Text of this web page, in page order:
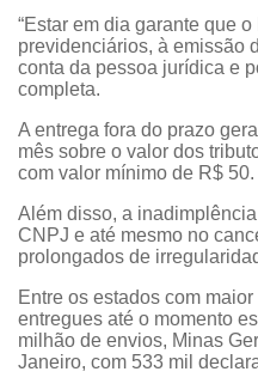
“Estar em dia garante que
previdenciários, à emissão
conta da pessoa jurídica e
completa.
A entrega fora do prazo
mês sobre o valor dos
com valor mínimo de R$ 50.
Além disso, a
CNPJ e até mesmo no
prolongados de
Entre os estados com
entregues até o momento
milhão de envios, Minas
Janeiro, com 533 mil